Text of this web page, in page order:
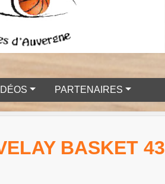
PARTENAIRES
BASKET 43